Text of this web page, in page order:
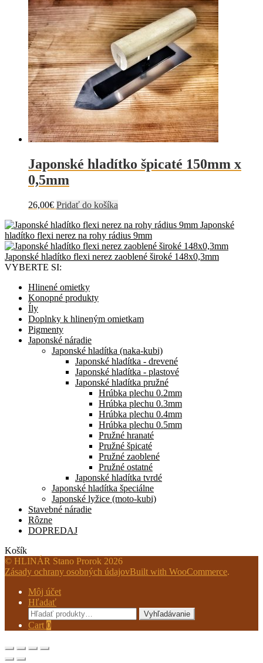
Japonské hladítko špicaté 150mm x
0,5mm
26,00€ Pridať do košíka
Japonské
hladítko flexi nerez na rohy rádius 9mm
Japonské hladítko flexi nerez zaoblené široké 148x0,3mm
VYBERTE SI:
Hlinené omietky
Konopné produkty
Íly
Doplnky k hlineným omietkam
Pigmenty
Japonské náradie
Japonské hladítka (naka-kubi)
Japonské hladítka - drevené
Japonské hladítka - plastové
Japonské hladítka pružné
Hrúbka plechu 0.2mm
Hrúbka plechu 0.3mm
Hrúbka plechu 0.4mm
Hrúbka plechu 0.5mm
Pružné hranaté
Pružné špicaté
Pružné zaoblené
Pružné ostatné
Japonské hladítka tvrdé
Japonské hladítka špeciálne
Japonské lyžice (moto-kubi)
Stavebné náradie
Rôzne
DOPREDAJ
Košík
© HLINÁR Stano Prorok 2026
Zásady ochrany osobných údajovBuilt with WooCommerce.
Môj účet
Hľadať
Hľadať:
Vyhľadávanie
Cart 0